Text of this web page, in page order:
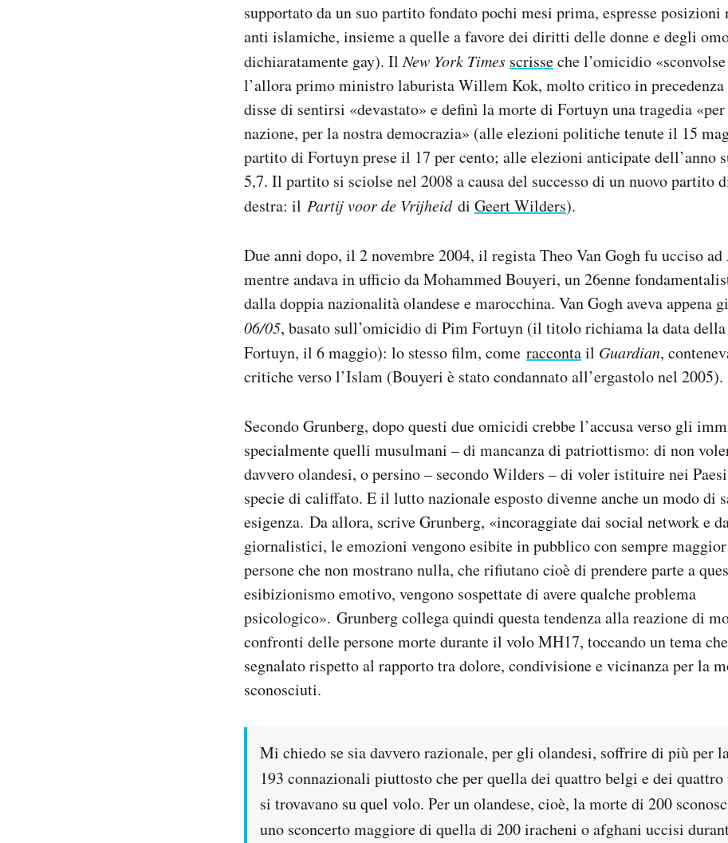
supportato da un suo partito fondato pochi mesi prima, espresse posizioni
anti islamiche, insieme a quelle a favore dei diritti delle donne e degli
dichiaratamente gay). IlNew York Times scrisseche l’omicidio
l’allora primo ministro laburista Willem Kok, molto critico in precedenza
disse di sentirsi «devastato» e definì la morte di Fortuyn una tragedia
nazione, per la nostra democrazia» (alle elezioni politiche tenute il 15
partito di Fortuyn prese il 17 per cento; alle elezioni anticipate dell’anno
5,7. Il partito si sciolse nel 2008 a causa del successo di un nuovo partito
destra: il Partij voor de Vrijheid di Geert Wilders).
Due anni dopo, il 2 novembre 2004, il regista Theo Van Gogh fu ucciso
mentre andava in ufficio da Mohammed Bouyeri, un 26enne
dalla doppia nazionalità olandese e marocchina. Van Gogh aveva appena
06/05, basato sull’omicidio di Pim Fortuyn (il titolo richiama la data
Fortuyn, il 6 maggio): lo stesso film, come raccontail Guardian,
critiche verso l’Islam (Bouyeri è stato condannato all’ergastolo nel 2005).
Secondo Grunberg, dopo questi due omicidi crebbe l’accusa verso gli
specialmente quelli musulmani – di mancanza di patriottismo: di non
davvero olandesi, o persino – secondo Wilders – di voler istituire nei
specie di califfato. E il lutto nazionale esposto divenne anche un modo di
esigenza. Da allora, scrive Grunberg, «incoraggiate dai social network e
giornalistici, le emozioni vengono esibite in pubblico con sempre
persone che non mostrano nulla, che rifiutano cioè di prendere parte a
esibizionismo emotivo, vengono sospettate di avere qualche problema
psicologico». Grunberg collega quindi questa tendenza alla reazione di
confronti delle persone morte durante il volo MH17, toccando un tema
segnalato rispetto al rapporto tra dolore, condivisione e vicinanza per la
sconosciuti.
Mi chiedo se sia davvero razionale, per gli olandesi, soffrire di più per
193 connazionali piuttosto che per quella dei quattro belgi e dei quattro
si trovavano su quel volo. Per un olandese, cioè, la morte di 200
uno sconcerto maggiore di quella di 200 iracheni o afghani uccisi